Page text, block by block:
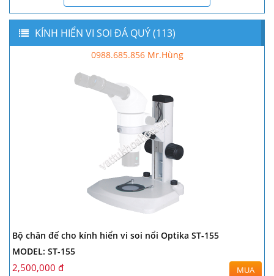
KÍNH HIỂN VI SOI ĐÁ QUÝ (113)
0988.685.856 Mr.Hùng
Bộ chân đế cho kính hiển vi soi nổi Optika ST-155
MODEL: ST-155
2,500,000 đ MUA